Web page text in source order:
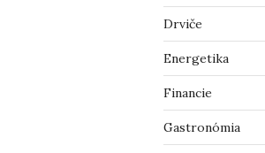
Drviče
Energetika
Financie
Gastronómia